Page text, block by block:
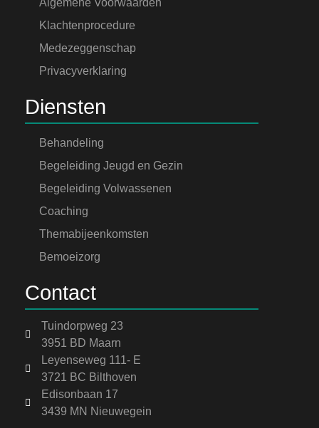
Algemene Voorwaarden
Klachtenprocedure
Medezeggenschap
Privacyverklaring
Diensten
Behandeling
Begeleiding Jeugd en Gezin
Begeleiding Volwassenen
Coaching
Themabijeenkomsten
Bemoeizorg
Contact
Tuindorpweg 23
3951 BD Maarn
Leyenseweg 111- E
3721 BC Bilthoven
Edisonbaan 17
3439 MN Nieuwegein